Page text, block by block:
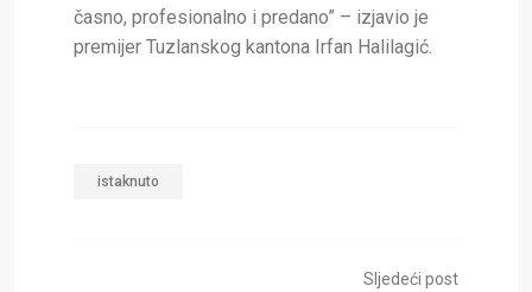
časno, profesionalno i predano” – izjavio je
premijer Tuzlanskog kantona Irfan Halilagić.
istaknuto
Sljedeći post